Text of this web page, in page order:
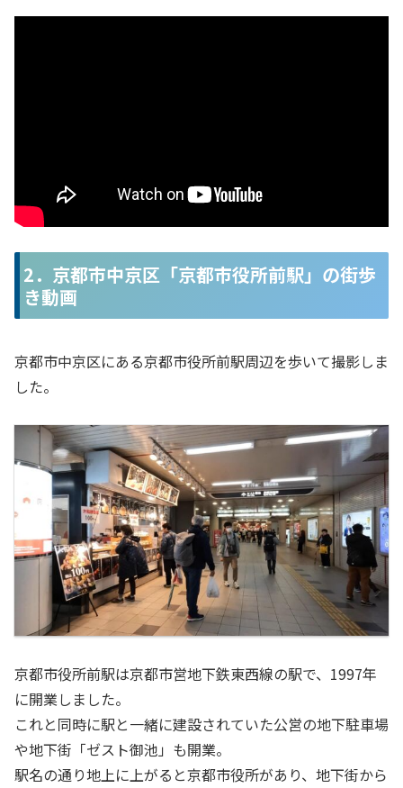
2．京都市中京区「京都市役所前駅」の街歩
き動画
京都市中京区にある京都市役所前駅周辺を歩いて撮影しま
した。
京都市役所前駅は京都市営地下鉄東西線の駅で、1997年
に開業しました。
これと同時に駅と一緒に建設されていた公営の地下駐車場
や地下街「ゼスト御池」も開業。
駅名の通り地上に上がると京都市役所があり、地下街から